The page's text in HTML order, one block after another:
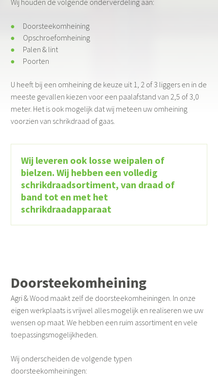
Wij houden de volgende onderverdeling aan:
Doorsteekomheining
Opschroefomheining
Palen & lint
Poorten
U heeft bij een omheining de keuze uit 1, 2 of 3 liggers en in de
meeste gevallen kiezen voor een paalafstand van 2,5 of 3,0
meter. Het is ook mogelijk dat wij meteen uw omheining
voorzien van schrikdraad of gaas.
Wij leveren ook losse weipalen of
bielzen. Wij hebben een volledig
schrikdraadsortiment, van draad of
band tot en met het
schrikdraadapparaat
Doorsteekomheining
Agri & Wood maakt zelf de doorsteekomheiningen. In onze
eigen werkplaats is vrijwel alles mogelijk en realiseren we uw
wensen op maat. We hebben een ruim assortiment en vele
toepassingsmogelijkheden.
Wij onderscheiden de volgende typen
doorsteekomheiningen: